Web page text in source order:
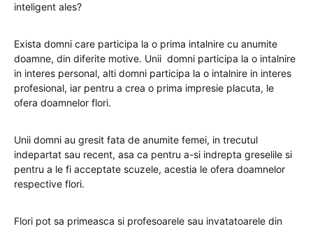
inteligent ales?
Exista domni care participa la o prima intalnire cu anumite
doamne, din diferite motive. Unii domni participa la o intalnire
in interes personal, alti domni participa la o intalnire in interes
profesional, iar pentru a crea o prima impresie placuta, le
ofera doamnelor flori.
Unii domni au gresit fata de anumite femei, in trecutul
indepartat sau recent, asa ca pentru a-si indrepta greselile si
pentru a le fi acceptate scuzele, acestia le ofera doamnelor
respective flori.
Flori pot sa primeasca si profesoarele sau invatatoarele din